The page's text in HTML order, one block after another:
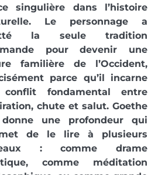
singulière dans l’histoire
Le personnage a
la seule tradition
pour devenir une
familière de l’Occident,
parce qu’il incarne
fondamental entre
chute et salut. Goethe
une profondeur qui
de le lire à plusieurs
: comme drame
comme méditation